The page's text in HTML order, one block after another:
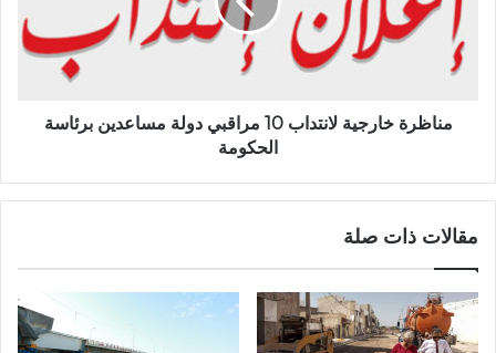
مناظرة خارجية لانتداب 10 مراقبي دولة مساعدين برئاسة
الحكومة
مقالات ذات صلة